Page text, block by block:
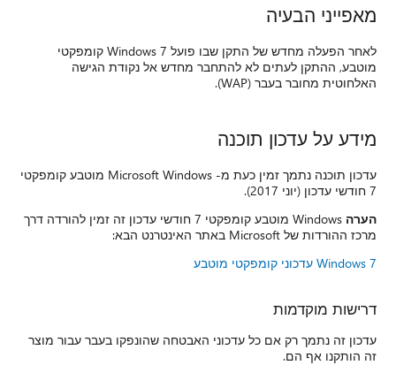
מאפייני הבעיה
לאחר הפעלה מחדש של התקן שבו פועל Windows 7 קומפקטי
מוטבע, ההתקן לעתים לא להתחבר מחדש אל נקודת הגישה
האלחוטית מחובר בעבר (WAP).
מידע על עדכון תוכנה
עדכון תוכנה נתמך זמין כעת מ- Microsoft Windows מוטבע קומפקטי
7 חודשי עדכון (יוני 2017).
הערה
Windows מוטבע קומפקטי 7 חודשי עדכון זה זמין להורדה דרך
מרכז ההורדות של Microsoft באתר האינטרנט הבא:
Windows 7 עדכוני קומפקטי מוטבע
דרישות מוקדמות
עדכון זה נתמך רק אם כל עדכוני האבטחה שהונפקו בעבר עבור מוצר
זה הותקנו אף הם.